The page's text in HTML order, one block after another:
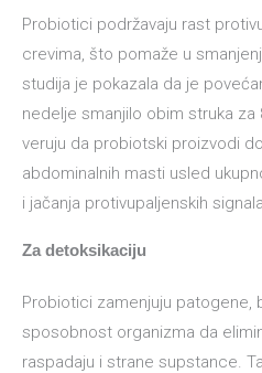
Probiotici podržavaju rast
crevima, što pomaže u
studija je pokazala da je
nedelje smanjilo obim struka za
veruju da probiotski proizvodi
abdominalnih masti usled
i jačanja protivupaljenskih
Za detoksikaciju
Probiotici zamenjuju patogene,
sposobnost organizma da
raspadaju i strane supstance.